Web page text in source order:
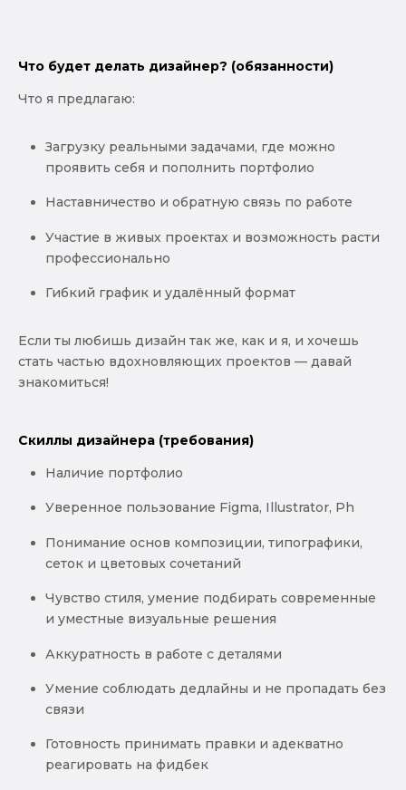
Что будет делать дизайнер? (обязанности)
Что я предлагаю:
Загрузку реальными задачами, где можно
проявить себя и пополнить портфолио
Наставничество и обратную связь по работе
Участие в живых проектах и возможность расти
профессионально
Гибкий график и удалённый формат
Если ты любишь дизайн так же, как и я, и хочешь
стать частью вдохновляющих проектов — давай
знакомиться!
Скиллы дизайнера (требования)
Наличие портфолио
Уверенное пользование Figma, Illustrator, Ph
Понимание основ композиции, типографики,
сеток и цветовых сочетаний
Чувство стиля, умение подбирать современные
и уместные визуальные решения
Аккуратность в работе с деталями
Умение соблюдать дедлайны и не пропадать без
связи
Готовность принимать правки и адекватно
реагировать на фидбек